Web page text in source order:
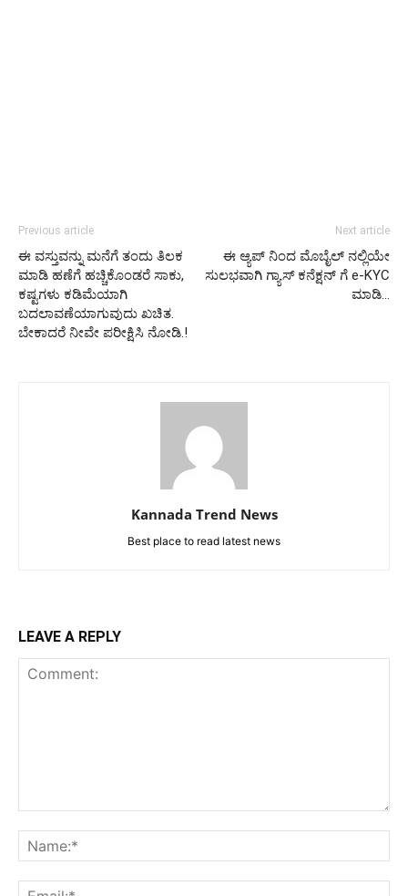
Previous article
ಈ ವಸ್ತುವನ್ನು ಮನೆಗೆ ತಂದು ತಿಲಕ
ಮಾಡಿ ಹಣೆಗೆ ಹಚ್ಚಿಕೊಂಡರೆ ಸಾಕು,
ಕಷ್ಟಗಳು ಕಡಿಮೆಯಾಗಿ
ಬದಲಾವಣೆಯಾಗುವುದು ಖಚಿತ.
ಬೇಕಾದರೆ ನೀವೇ ಪರೀಕ್ಷಿಸಿ ನೋಡಿ.!
Next article
ಈ ಆ್ಯಪ್ ನಿಂದ ಮೊಬೈಲ್ ನಲ್ಲಿಯೇ
ಸುಲಭವಾಗಿ ಗ್ಯಾಸ್ ಕನೆಕ್ಷನ್ ಗೆ e-KYC
ಮಾಡಿ…
Kannada Trend News
Best place to read latest news
LEAVE A REPLY